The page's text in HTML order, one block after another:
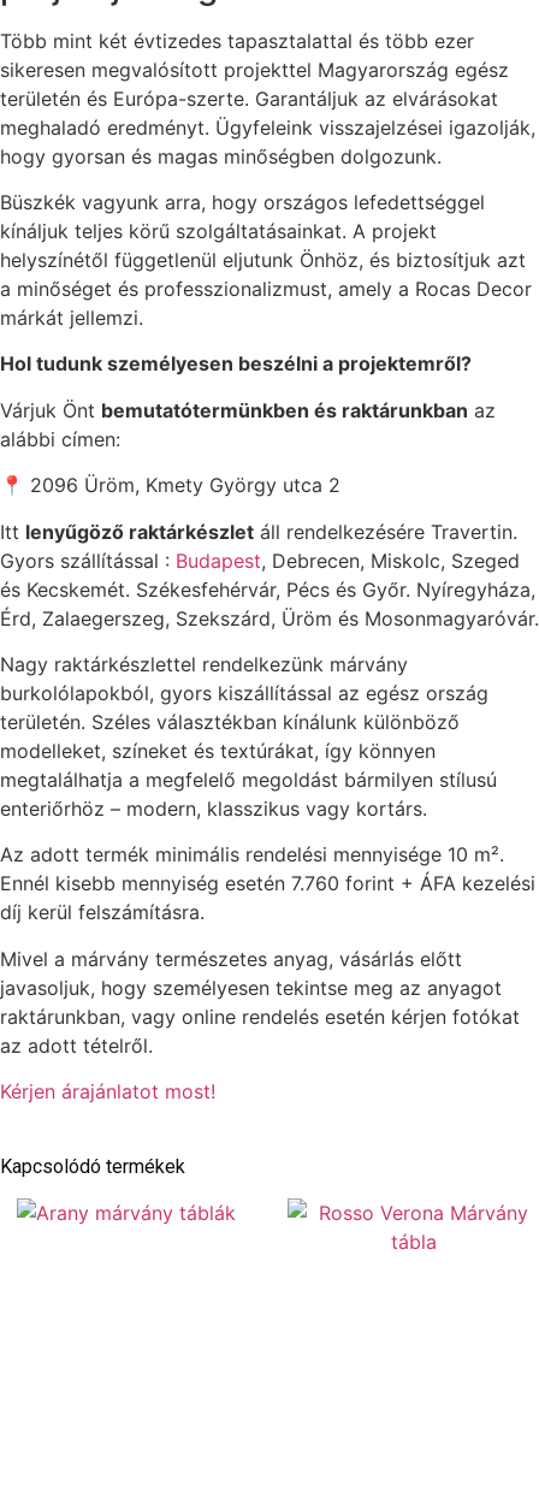
Több mint két évtizedes tapasztalattal és több ezer
sikeresen megvalósított projekttel Magyarország egész
területén és Európa-szerte. Garantáljuk az elvárásokat
meghaladó eredményt. Ügyfeleink visszajelzései igazolják,
hogy gyorsan és magas minőségben dolgozunk.
Büszkék vagyunk arra, hogy országos lefedettséggel
kínáljuk teljes körű szolgáltatásainkat. A projekt
helyszínétől függetlenül eljutunk Önhöz, és biztosítjuk azt
a minőséget és professzionalizmust, amely a Rocas Decor
márkát jellemzi.
Hol tudunk személyesen beszélni a projektemről?
Várjuk Önt bemutatótermünkben és raktárunkban az
alábbi címen:
📍 2096 Üröm, Kmety György utca 2
Itt lenyűgöző raktárkészlet áll rendelkezésére Travertin.
Gyors szállítással : Budapest, Debrecen, Miskolc, Szeged
és Kecskemét. Székesfehérvár, Pécs és Győr. Nyíregyháza,
Érd, Zalaegerszeg, Szekszárd, Üröm és Mosonmagyaróvár.
Nagy raktárkészlettel rendelkezünk márvány
burkolólapokból, gyors kiszállítással az egész ország
területén. Széles választékban kínálunk különböző
modelleket, színeket és textúrákat, így könnyen
megtalálhatja a megfelelő megoldást bármilyen stílusú
enteriőrhöz – modern, klasszikus vagy kortárs.
Az adott termék minimális rendelési mennyisége 10 m².
Ennél kisebb mennyiség esetén 7.760 forint + ÁFA kezelési
díj kerül felszámításra.
Mivel a márvány természetes anyag, vásárlás előtt
javasoljuk, hogy személyesen tekintse meg az anyagot
raktárunkban, vagy online rendelés esetén kérjen fotókat
az adott tételről.
Kérjen árajánlatot most!
Kapcsolódó termékek